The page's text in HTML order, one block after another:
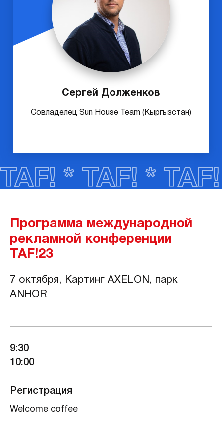
Сергей Долженков
Совладелец Sun House Team (Кыргызстан)
TAF! * TAF! *
Программа международной
рекламной конференции
TAF!23
7 октября, Картинг AXELON, парк
ANHOR
9:30
10:00
Регистрация
Welcome coffee